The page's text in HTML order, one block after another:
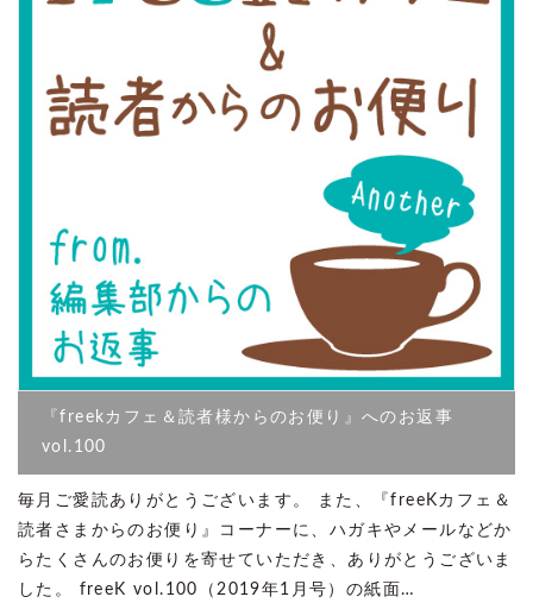
『freekカフェ＆読者様からのお便り』へのお返事
vol.100
毎月ご愛読ありがとうございます。 また、『freeKカフェ＆
読者さまからのお便り』コーナーに、ハガキやメールなどか
らたくさんのお便りを寄せていただき、ありがとうございま
した。 freeK vol.100（2019年1月号）の紙面…